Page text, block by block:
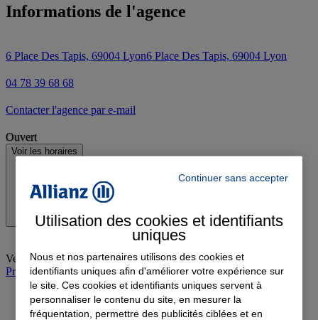
Informations de l'agence
6 Place Des Tapis, 69004 Lyon6 Place Des Tapis, 69004 Lyon
04 78 39 68 68
Contacter l'agence par e-mail
Ouvert
Voir les horaires
Vendredi: 09:00-12:00, 14:00-18:00
Prendre rendez-vous à l'agence
Continuer sans accepter
Utilisation des cookies et identifiants
uniques
Nous et nos partenaires utilisons des cookies et
identifiants uniques afin d'améliorer votre expérience sur
le site. Ces cookies et identifiants uniques servent à
personnaliser le contenu du site, en mesurer la
fréquentation, permettre des publicités ciblées et en